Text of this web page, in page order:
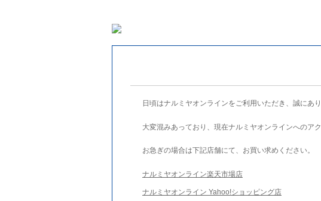
日頃はナルミヤオンラインをご利用いただき、誠にあ
大変混みあっており、現在ナルミヤオンラインへのア
お急ぎの場合は下記店舗にて、お買い求めください。
ナルミヤオンライン楽天市場店
ナルミヤオンライン Yahoo!ショッピング店